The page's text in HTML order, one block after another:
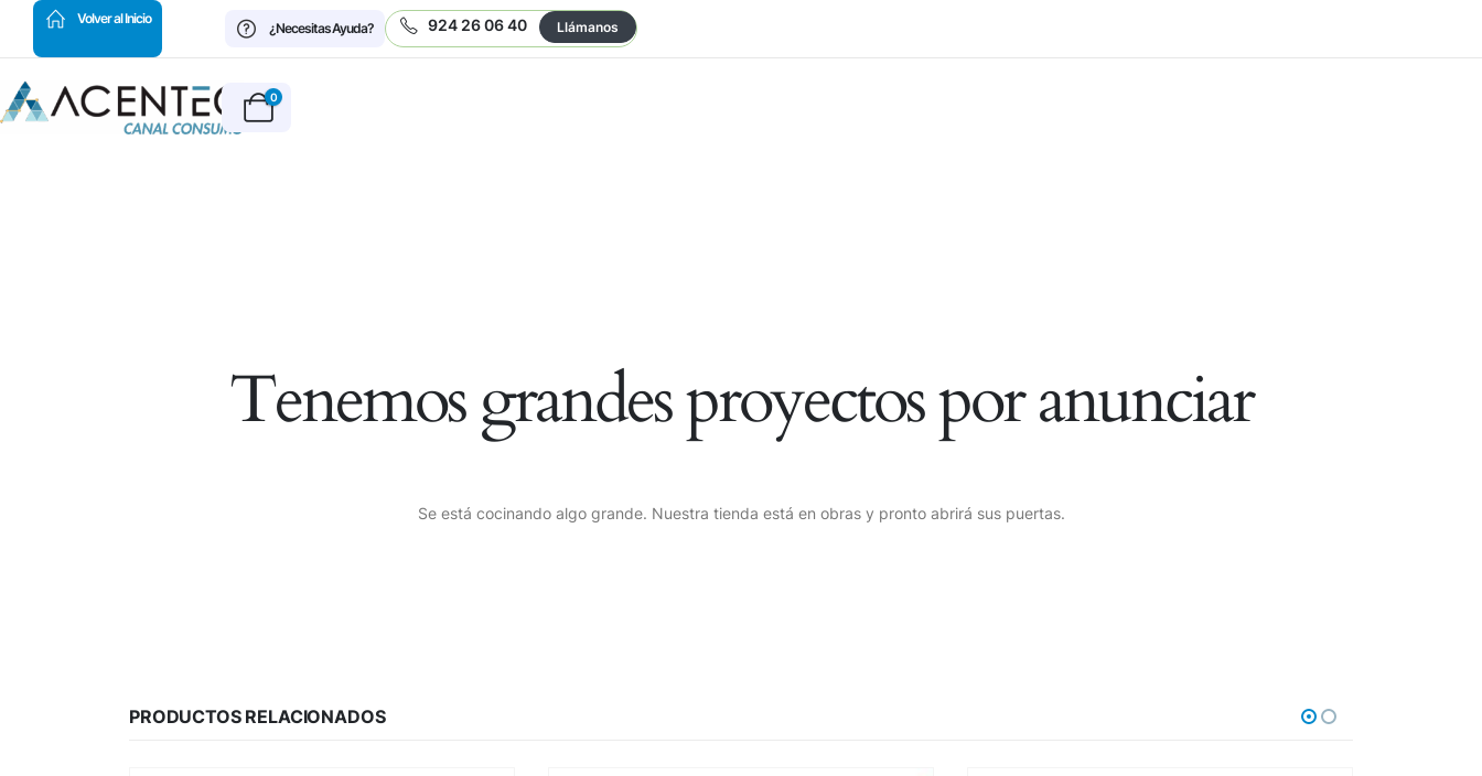
Volver al Inicio
¿Necesitas Ayuda?
924 26 06 40 Llámanos
0
Tenemos grandes proyectos por anunciar
Se está cocinando algo grande. Nuestra tienda está en obras y pronto abrirá sus puertas.
PRODUCTOS RELACIONADOS